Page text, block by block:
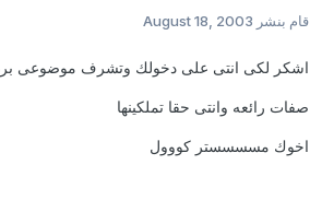
قام بنشر August 18, 2003
اشكر لكى انتى على دخولك وتشرف موضوعى
صفات رائعه وانتى حقا تملكينها
اخوك مسسسستر كووول